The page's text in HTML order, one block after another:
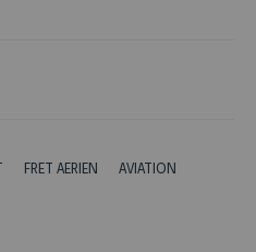
FRET AERIEN
AVIATION